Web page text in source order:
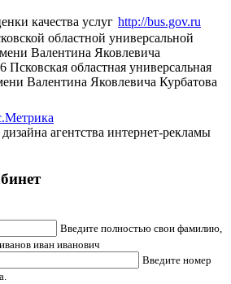
http://bus.gov.ru
областной универсальной
Валентина Яковлевича
Псковская областная универсальная
Валентина Яковлевича Курбатова
агентства интернет-рекламы
Введите полностью свои фамилию,
иван иванович
Введите номер